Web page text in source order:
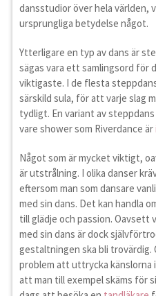
dansstudior över hela
ursprungliga betydelse något.
Ytterligare en typ av dans är
sägas vara ett samlingsord för
viktigaste. I de flesta
särskild sula, för att varje slag
tydligt. En variant av
vare shower som Riverdance är
Något som är mycket viktigt,
är utstrålning. I olika danser
eftersom man som dansare
med sin dans. Det kan handla
till glädje och passion. Oavsett
med sin dans är dock
gestaltningen ska bli trovärdig.
problem att uttrycka känslorna
att man till exempel skäms för